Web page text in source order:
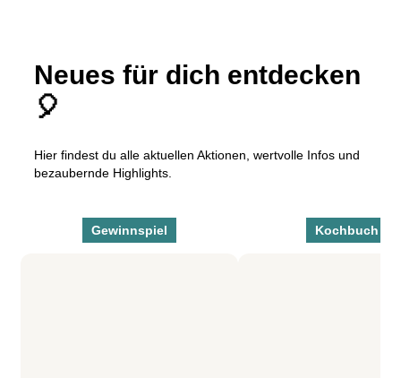
Neues für dich entdecken
🎈
Hier findest du alle aktuellen Aktionen, wertvolle Infos und
bezaubernde Highlights.
Gewinnspiel Kochbuch